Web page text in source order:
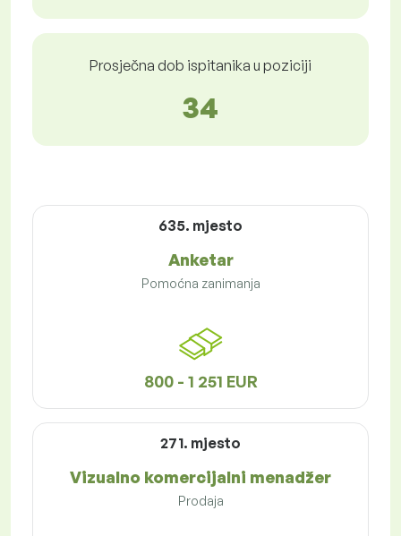
Prosječna dob ispitanika u poziciji
34
635. mjesto
Anketar
Pomoćna zanimanja
800 - 1 251 EUR
271. mjesto
Vizualno komercijalni menadžer
Prodaja